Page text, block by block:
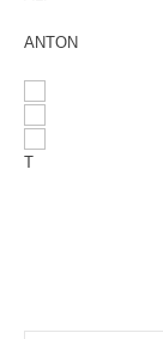
ANTON
T